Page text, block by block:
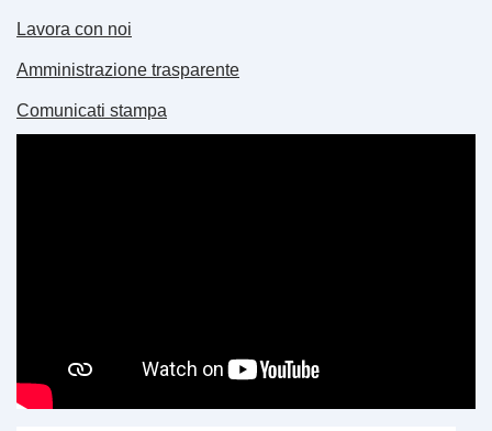
Lavora con noi
Amministrazione trasparente
Comunicati stampa